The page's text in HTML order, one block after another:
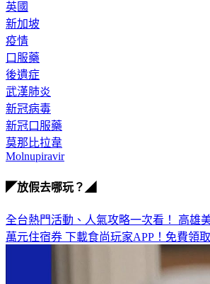
英國
新加坡
疫情
口服藥
後遺症
武漢肺炎
新冠病毒
新冠口服藥
莫那比拉韋
Molnupiravir
◤放假去哪玩？◢
全台熱門活動、人氣攻略一次看！ 高雄
萬元住宿券 下載食尚玩家APP！免費領